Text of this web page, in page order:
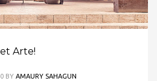
Arte!
BY AMAURY SAHAGUN